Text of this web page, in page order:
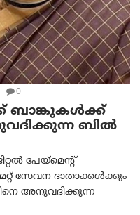
0
ബാങ്കുകൾക്ക്
ബിൽ
പേയ്‌മെന്റ്
സേവന ദാതാക്കൾക്കും
അനുവദിക്കുന്ന